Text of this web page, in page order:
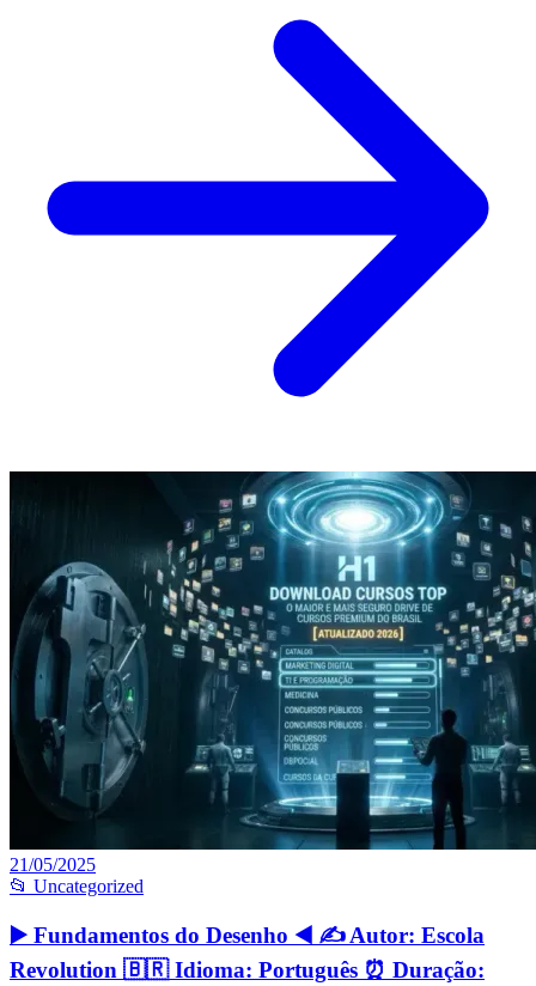
21/05/2025
📂 Uncategorized
▶️ Fundamentos do Desenho ◀️ ✍️ Autor: Escola
Revolution 🇧🇷 Idioma: Português ⏰ Duração: